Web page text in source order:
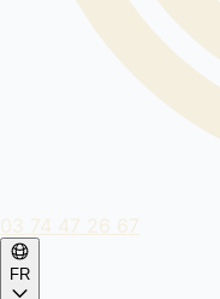
03 74 47 26 67
FR